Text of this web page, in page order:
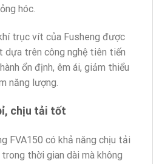
hóc.
trục vít của Fusheng được
dựa trên công nghệ tiên tiến
ổn định, êm ái, giảm thiểu
năng lượng.
chịu tải tốt
FVA150 có khả năng chịu tải
thời gian dài mà không